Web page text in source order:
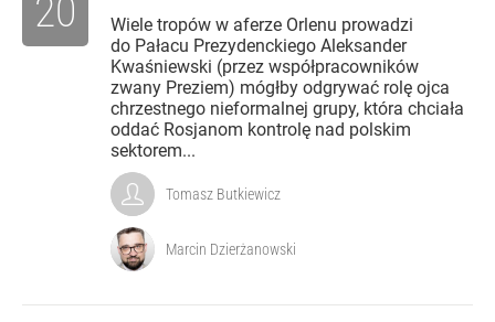
Wiele tropów w aferze Orlenu prowadzi
do Pałacu Prezydenckiego Aleksander
Kwaśniewski (przez współpracowników
zwany Preziem) mógłby odgrywać rolę ojca
chrzestnego nieformalnej grupy, która chciała
oddać Rosjanom kontrolę nad polskim
sektorem...
20
Tomasz Butkiewicz
Marcin Dzierżanowski